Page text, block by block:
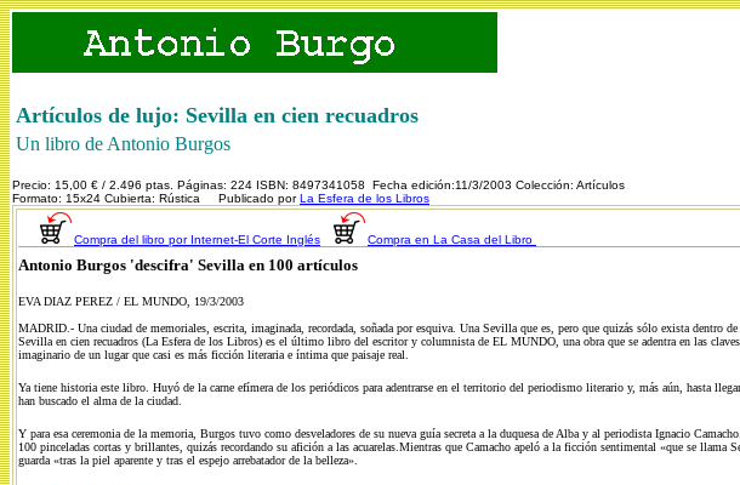
Artículos de lujo: Sevilla en cien recuadros
Un libro de Antonio Burgos
Precio: 15,00 € / 2.496 ptas. Páginas: 224 ISBN: 8497341058 Fecha edición:11/3/2003 Colección: Artículos
Formato: 15x24 Cubierta: Rústica Publicado porLa Esfera de los Libros
Compra del libro por Internet-El Corte Inglés Compra en La Casa del Libro
Antonio Burgos 'descifra' Sevilla en 100 artículos
EVA DIAZ PEREZ / EL MUNDO, 19/3/2003
MADRID.- Una ciudad de memoriales, escrita, imaginada, recordada, soñada por esquiva. Una Sevilla que es, pero que quizás sólo exista dentro
Sevilla en cien recuadros (La Esfera de los Libros) es el último libro del escritor y columnista de EL MUNDO, una obra que se adentra en las claves
imaginario de un lugar que casi es más ficción literaria e íntima que paisaje real.
Ya tiene historia este libro. Huyó de la carne efímera de los periódicos para adentrarse en el territorio del periodismo literario y, más aún, hasta
han buscado el alma de la ciudad.
Y para esa ceremonia de la memoria, Burgos tuvo como desveladores de su nueva guía secreta a la duquesa de Alba y al periodista Ignacio
100 pinceladas cortas y brillantes, quizás recordando su afición a las acuarelas.Mientras que Camacho apeló a la ficción sentimental «que se
guarda «tras la piel aparente y tras el espejo arrebatador de la belleza».